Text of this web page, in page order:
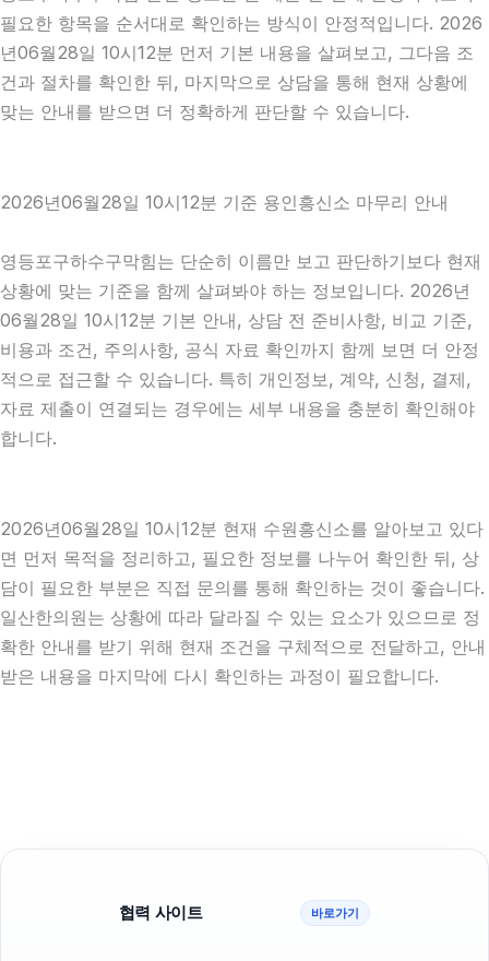
필요한 항목을 순서대로 확인하는 방식이 안정적입니다. 2026
년06월28일 10시12분 먼저 기본 내용을 살펴보고, 그다음 조
건과 절차를 확인한 뒤, 마지막으로 상담을 통해 현재 상황에
맞는 안내를 받으면 더 정확하게 판단할 수 있습니다.
2026년06월28일 10시12분 기준 용인흥신소 마무리 안내
영등포구하수구막힘는 단순히 이름만 보고 판단하기보다 현재
상황에 맞는 기준을 함께 살펴봐야 하는 정보입니다. 2026년
06월28일 10시12분 기본 안내, 상담 전 준비사항, 비교 기준,
비용과 조건, 주의사항, 공식 자료 확인까지 함께 보면 더 안정
적으로 접근할 수 있습니다. 특히 개인정보, 계약, 신청, 결제,
자료 제출이 연결되는 경우에는 세부 내용을 충분히 확인해야
합니다.
2026년06월28일 10시12분 현재 수원흥신소를 알아보고 있다
면 먼저 목적을 정리하고, 필요한 정보를 나누어 확인한 뒤, 상
담이 필요한 부분은 직접 문의를 통해 확인하는 것이 좋습니다.
일산한의원는 상황에 따라 달라질 수 있는 요소가 있으므로 정
확한 안내를 받기 위해 현재 조건을 구체적으로 전달하고, 안내
받은 내용을 마지막에 다시 확인하는 과정이 필요합니다.
협력 사이트 바로가기